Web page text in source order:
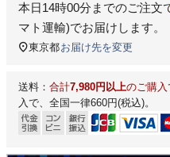
本日14時00分 までのご注文
マト運輸)でお届けします。
東京都お届け先を変更
送料： 合計7,980円以上のご購入
入で、全国一律660円(税込)。